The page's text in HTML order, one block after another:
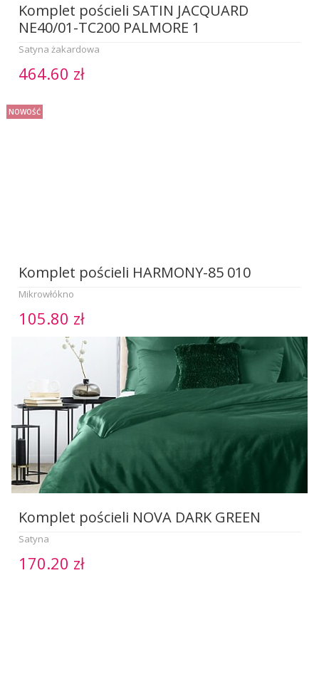
Komplet pościeli SATIN JACQUARD
NE40/01-TC200 PALMORE 1
Satyna żakardowa
464.60 zł
NOWOŚĆ
Komplet pościeli HARMONY-85 010
Mikrowłókno
105.80 zł
Komplet pościeli NOVA DARK GREEN
Satyna
170.20 zł